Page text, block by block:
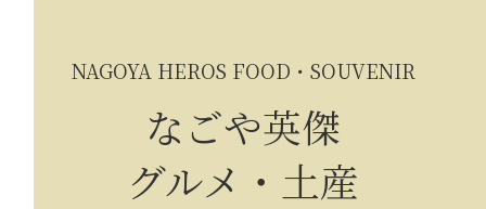
NAGOYA HEROS FOOD・SOUVENIR
なごや英傑
グルメ・土産